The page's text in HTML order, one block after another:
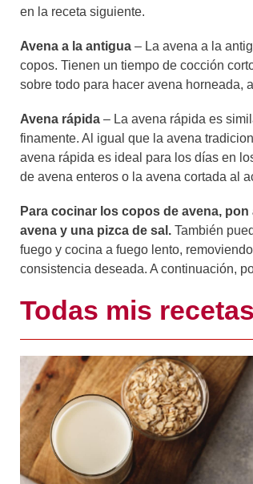
en la receta siguiente.
Avena a la antigua – La avena a la
copos. Tienen un tiempo de cocción
sobre todo para hacer avena horneada,
Avena rápida – La avena rápida es
finamente. Al igual que la avena
avena rápida es ideal para los días en
de avena enteros o la avena cortada al
Para cocinar los copos de avena,
avena y una pizca de sal. También
fuego y cocina a fuego lento,
consistencia deseada. A continuación,
Todas mis